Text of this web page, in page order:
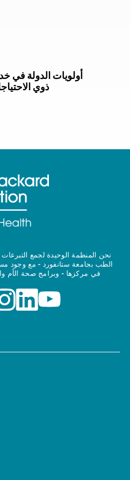
أولويات الدولة في
ذوي
نحن المنظمة الوحيدة لجمع
الطب بجامعة ستانفورد - مع وجود
في مركزها - وبرامج صحة الأم